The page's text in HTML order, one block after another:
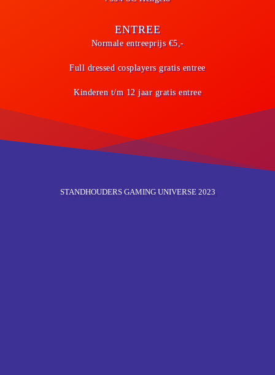
ENTREE
Normale entreeprijs €5,-
Full dressed cosplayersgratis entree
Kinderen t/m 12 jaar gratis entree
STANDHOUDERS GAMING UNIVERSE 2023